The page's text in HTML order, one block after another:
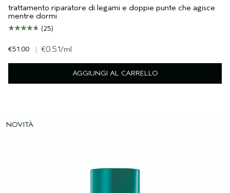
trattamento riparatore di legami e doppie punte che agisce
mentre dormi
(25)
€51.00 | €0.51/ml
AGGIUNGI AL CARRELLO
NOVITÀ